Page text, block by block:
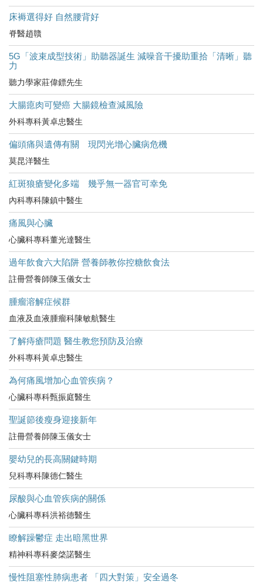
床褥選得好 自然腰背好
脊醫趙贛
5G「波束成型技術」助聽器誕生 減噪音干擾助重拾「清晰」聽
力
聽力學家莊偉鏢先生
大腸瘜肉可變癌 大腸鏡檢查減風險
外科專科黃卓忠醫生
偏頭痛與遺傳有關 現閃光增心臟病危機
莫昆洋醫生
紅斑狼瘡變化多端 幾乎無一器官可幸免
內科專科陳鎮中醫生
痛風與心臟
心臟科專科董光達醫生
過年飲食六大陷阱 營養師教你控糖飲食法
註冊營養師陳玉儀女士
腫瘤溶解症候群
血液及血液腫瘤科陳敏航醫生
了解痔瘡問題 醫生教您預防及治療
外科專科黃卓忠醫生
為何痛風增加心血管疾病？
心臟科專科甄振庭醫生
聖誕節後瘦身迎接新年
註冊營養師陳玉儀女士
嬰幼兒的長高關鍵時期
兒科專科陳德仁醫生
尿酸與心血管疾病的關係
心臟科專科洪裕德醫生
瞭解躁鬱症 走出暗黑世界
精神科專科麥棨諾醫生
慢性阻塞性肺病患者 「四大對策」安全過冬